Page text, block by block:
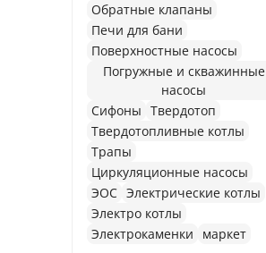
Обратные клапаны
Печи для бани
Поверхностные насосы
Погружные и скважинные
насосы
Сифоны Твердотоп
Твердотопливные котлы
Трапы
Циркуляционные насосы
ЭОС Электрические котлы
Электро котлы
Электрокаменки
маркет